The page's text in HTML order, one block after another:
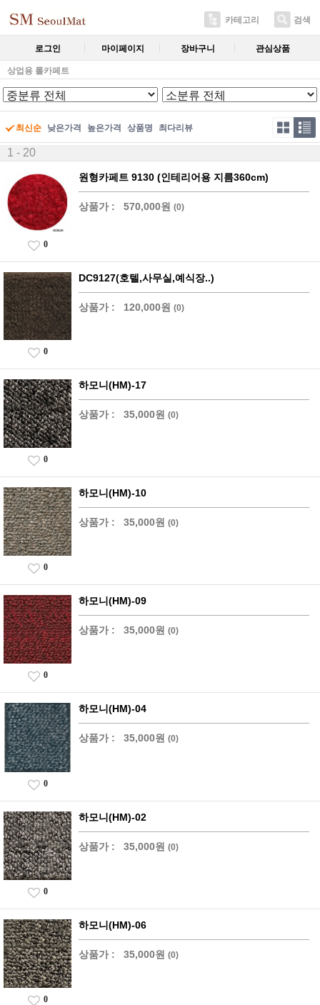
카테고리 검색
로그인 마이페이지 장바구니 관심상품
상업용 롤카페트
최신순 낮은가격 높은가격 상품명 최다리뷰
1 - 20
원형카페트 9130 (인테리어용 지름360cm)
상품가 : 570,000원 (0)
0
DC9127(호텔,사무실,예식장..)
상품가 : 120,000원 (0)
0
하모니(HM)-17
상품가 : 35,000원 (0)
0
하모니(HM)-10
상품가 : 35,000원 (0)
0
하모니(HM)-09
상품가 : 35,000원 (0)
0
하모니(HM)-04
상품가 : 35,000원 (0)
0
하모니(HM)-02
상품가 : 35,000원 (0)
0
하모니(HM)-06
상품가 : 35,000원 (0)
0